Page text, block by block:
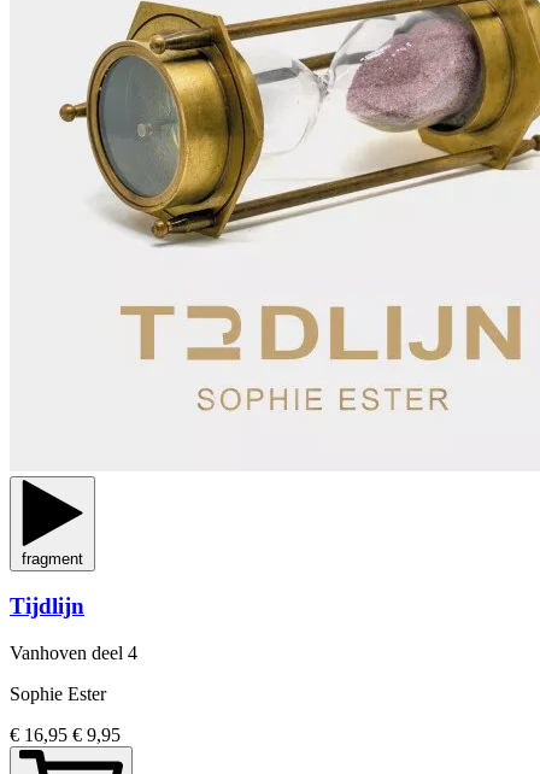
fragment
Tijdlijn
Vanhoven deel 4
Sophie Ester
€ 16,95 € 9,95